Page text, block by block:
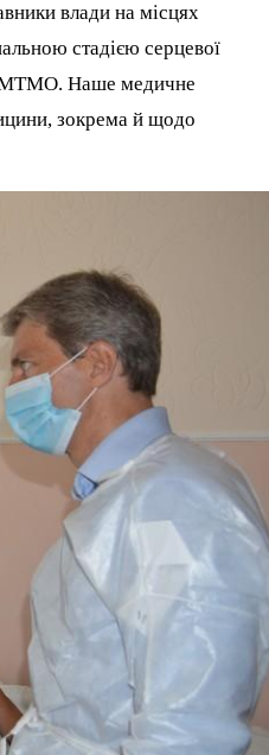
влади на місцях
стадією серцевої
МТМО. Наше медичне
зокрема й щодо